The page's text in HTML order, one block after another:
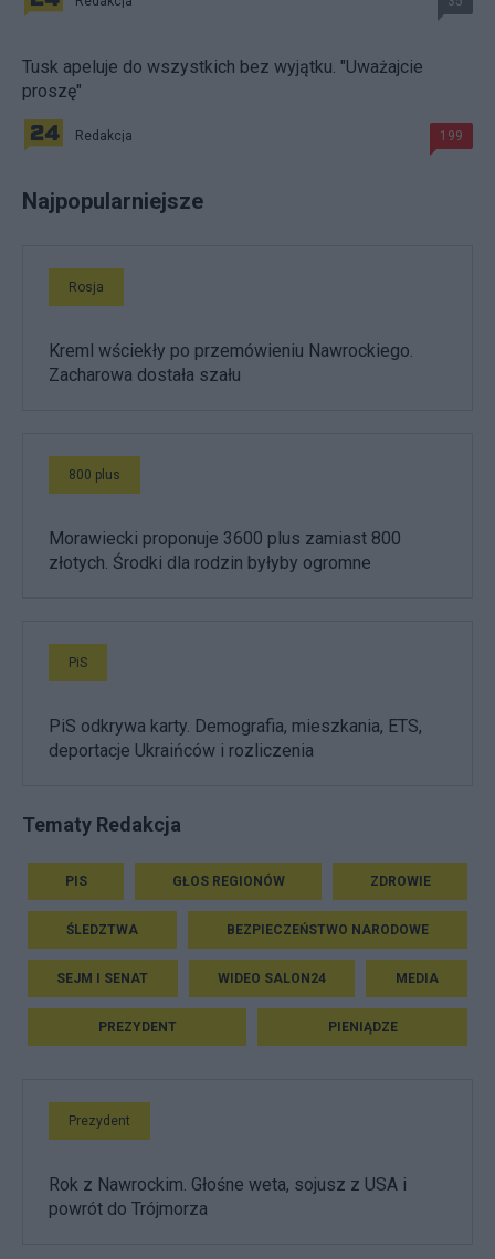
Tusk apeluje do wszystkich bez wyjątku. "Uważajcie
proszę"
Redakcja 199
Najpopularniejsze
Rosja
Kreml wściekły po przemówieniu Nawrockiego.
Zacharowa dostała szału
800 plus
Morawiecki proponuje 3600 plus zamiast 800
złotych. Środki dla rodzin byłyby ogromne
PiS
PiS odkrywa karty. Demografia, mieszkania, ETS,
deportacje Ukraińców i rozliczenia
Tematy Redakcja
PIS GŁOS REGIONÓW ZDROWIE
ŚLEDZTWA BEZPIECZEŃSTWO NARODOWE
SEJM I SENAT WIDEO SALON24 MEDIA
PREZYDENT PIENIĄDZE
Prezydent
Rok z Nawrockim. Głośne weta, sojusz z USA i
powrót do Trójmorza